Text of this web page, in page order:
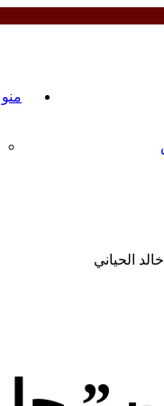
السوريون حول العالم
الحياني